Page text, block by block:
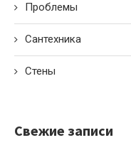
Проблемы
Сантехника
Стены
Свежие записи